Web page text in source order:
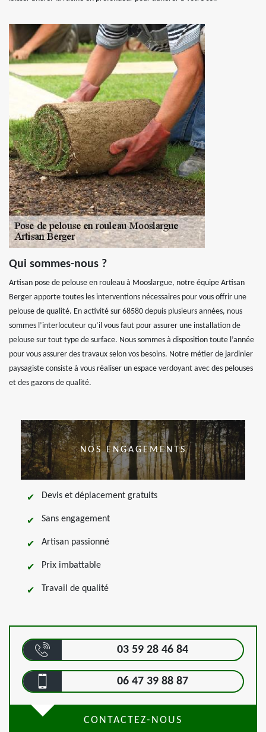
Qui sommes-nous ?
Artisan pose de pelouse en rouleau à Mooslargue, notre équipe Artisan
Berger apporte toutes les interventions nécessaires pour vous offrir une
pelouse de qualité. En activité sur 68580 depuis plusieurs années, nous
sommes l’interlocuteur qu’il vous faut pour assurer une installation de
pelouse sur tout type de surface. Nous sommes à disposition toute l’année
pour vous assurer des travaux selon vos besoins. Notre métier de jardinier
paysagiste consiste à vous réaliser un espace verdoyant avec des pelouses
et des gazons de qualité.
NOS ENGAGEMENTS
Devis et déplacement gratuits
Sans engagement
Artisan passionné
Prix imbattable
Travail de qualité
03 59 28 46 84
06 47 39 88 87
CONTACTEZ-NOUS